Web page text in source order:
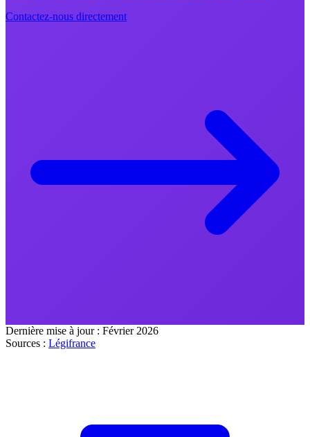
Contactez-nous directement
Dernière mise à jour : Février 2026
Sources : Légifrance